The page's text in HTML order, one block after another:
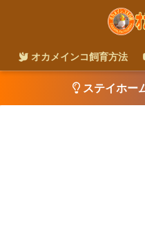
オカメインコ飼育方法
ステイホー